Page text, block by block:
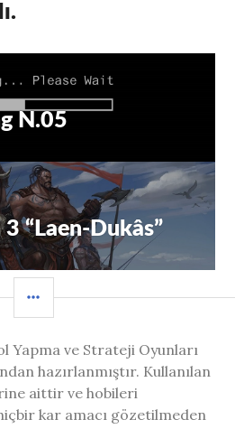
N.05
“Laen-Dukâs”
MENÜ
Yapma ve Strateji Oyunları
hazırlanmıştır. Kullanılan
aittir ve hobileri
kar amacı gözetilmeden